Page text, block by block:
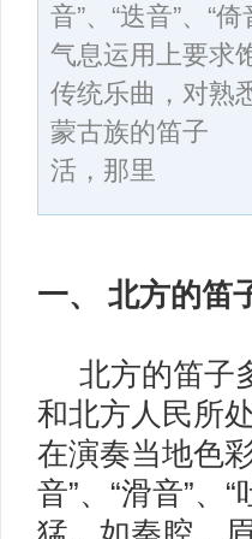
音”、“迭音”、“
气息运用上要求
传统乐曲，对熟
蒙古族的笛子
活，那里
一、 北方的笛
北方的笛子
和北方人民所
在演奏当地色
音”、“滑音”、